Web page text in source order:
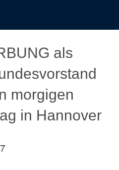
als
morgigen
in Hannover